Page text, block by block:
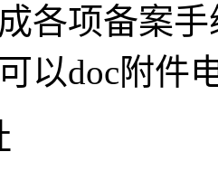
各项备案
以doc附件